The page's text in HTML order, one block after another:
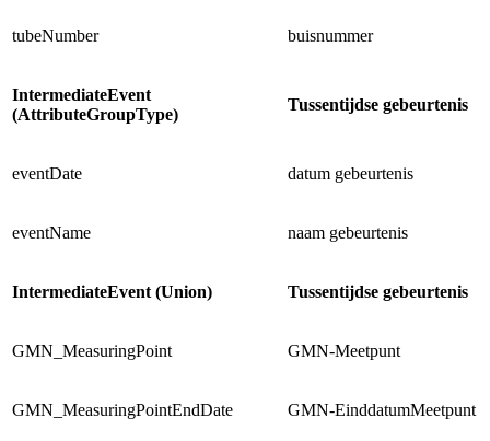
tubeNumber buisnummer
IntermediateEvent
(AttributeGroupType)
Tussentijdse gebeurtenis
eventDate datum gebeurtenis
eventName naam gebeurtenis
IntermediateEvent (Union) Tussentijdse gebeurtenis
GMN_MeasuringPoint GMN-Meetpunt
GMN_MeasuringPointEndDate GMN-EinddatumMeetpunt